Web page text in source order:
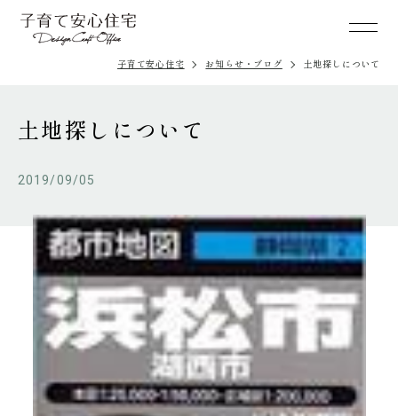
子育て安心住宅 お知らせ・ブログ 土地探しについて
土地探しについて
2019/09/05